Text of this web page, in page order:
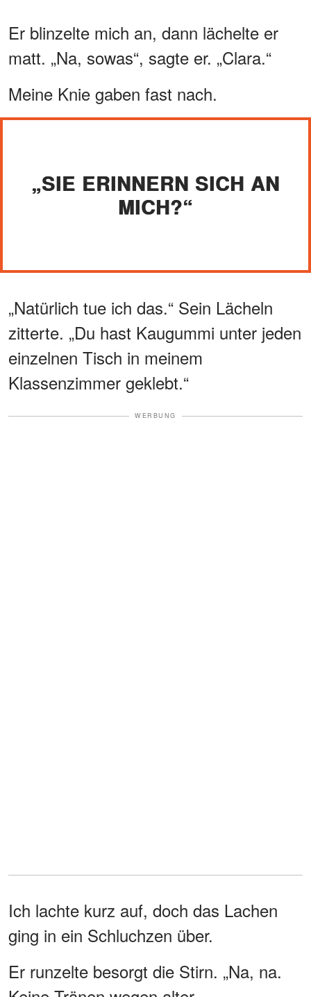
Er blinzelte mich an, dann lächelte er
matt. „Na, sowas“, sagte er. „Clara.“
Meine Knie gaben fast nach.
„SIE ERINNERN SICH AN
MICH?“
„Natürlich tue ich das.“ Sein Lächeln
zitterte. „Du hast Kaugummi unter jeden
einzelnen Tisch in meinem
Klassenzimmer geklebt.“
WERBUNG
Ich lachte kurz auf, doch das Lachen
ging in ein Schluchzen über.
Er runzelte besorgt die Stirn. „Na, na.